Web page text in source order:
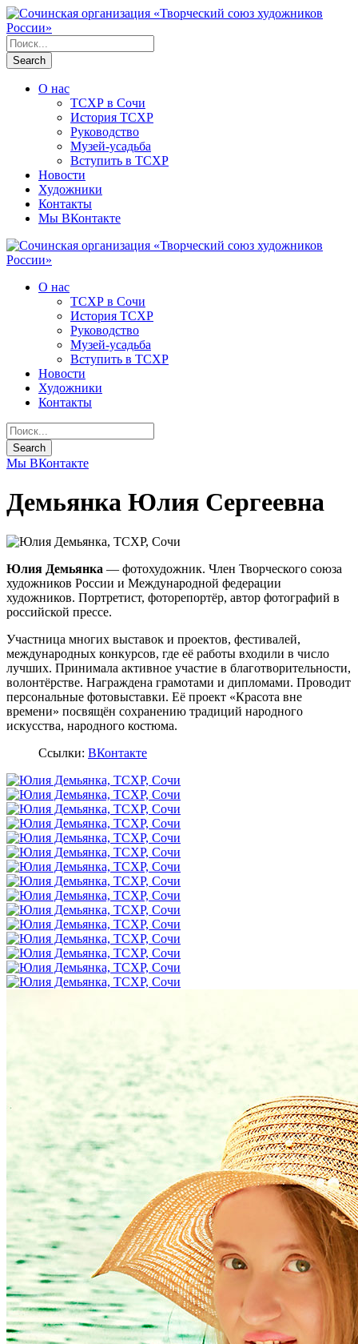
О нас
ТСХР в Сочи
История ТСХР
Руководство
Музей-усадьба
Вступить в ТСХР
Новости
Художники
Контакты
Мы ВКонтакте
О нас
ТСХР в Сочи
История ТСХР
Руководство
Музей-усадьба
Вступить в ТСХР
Новости
Художники
Контакты
Мы ВКонтакте
Демьянка Юлия Сергеевна
Юлия Демьянка — фотохудожник. Член Творческого союза
художников России и Международной федерации
художников. Портретист, фоторепортёр, автор фотографий в
российской прессе.
Участница многих выставок и проектов, фестивалей,
международных конкурсов, где её работы входили в число
лучших. Принимала активное участие в благотворительности,
волонтёрстве. Награждена грамотами и дипломами. Проводит
персональные фотовыставки. Её проект «Красота вне
времени» посвящён сохранению традиций народного
искусства, народного костюма.
Ссылки: ВКонтакте